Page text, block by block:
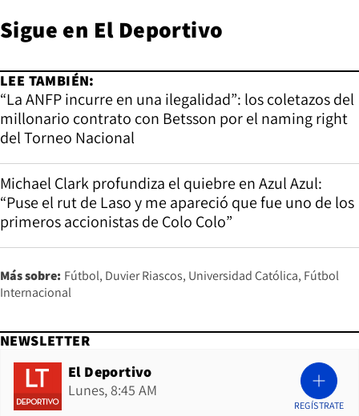
Sigue en El Deportivo
LEE TAMBIÉN:
“La ANFP incurre en una ilegalidad”: los coletazos del
millonario contrato con Betsson por el naming right
del Torneo Nacional
Michael Clark profundiza el quiebre en Azul Azul:
“Puse el rut de Laso y me apareció que fue uno de los
primeros accionistas de Colo Colo”
Más sobre: Fútbol Duvier Riascos Universidad Católica Fútbol
Internacional
NEWSLETTER
El Deportivo
Lunes, 8:45 AM
REGÍSTRATE